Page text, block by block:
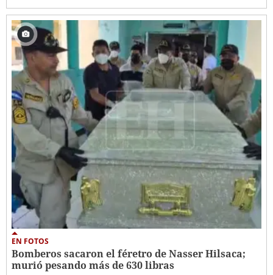
EN FOTOS
Bomberos sacaron el féretro de Nasser Hilsaca;
murió pesando más de 630 libras